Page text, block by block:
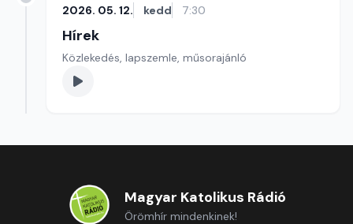
2026. 05. 12. kedd 7:30
Hírek
Közlekedés, lapszemle, műsorajánló
Magyar Katolikus Rádió
Örömhír mindenkinek!